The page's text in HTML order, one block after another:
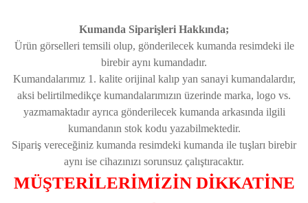
Kumanda Siparişleri Hakkında;
Ürün görselleri temsili olup, gönderilecek kumanda resimdeki ile
birebir aynı kumandadır.
Kumandalarımız 1. kalite orijinal kalıp yan sanayi kumandalardır,
aksi belirtilmedikçe kumandalarımızın üzerinde marka, logo vs.
yazmamaktadır ayrıca gönderilecek kumanda arkasında ilgili
kumandanın stok kodu yazabilmektedir.
Sipariş vereceğiniz kumanda resimdeki kumanda ile tuşları birebir
aynı ise cihazınızı sorunsuz çalıştıracaktır.
MÜŞTERİLERİMİZİN DİKKATİNE